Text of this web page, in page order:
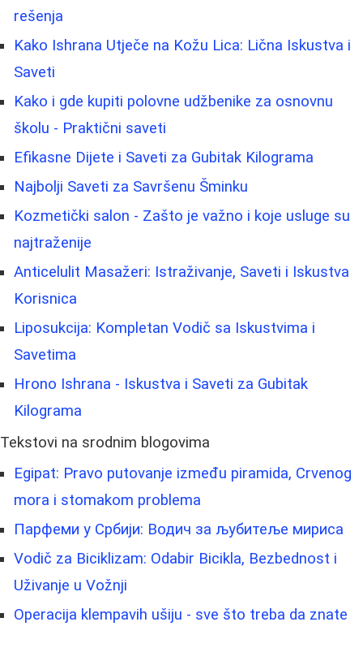
rešenja
Kako Ishrana Utječe na Kožu Lica: Lična Iskustva i
Saveti
Kako i gde kupiti polovne udžbenike za osnovnu
školu - Praktični saveti
Efikasne Dijete i Saveti za Gubitak Kilograma
Najbolji Saveti za Savršenu Šminku
Kozmetički salon - Zašto je važno i koje usluge su
najtraženije
Anticelulit Masažeri: Istraživanje, Saveti i Iskustva
Korisnica
Liposukcija: Kompletan Vodič sa Iskustvima i
Savetima
Hrono Ishrana - Iskustva i Saveti za Gubitak
Kilograma
Tekstovi na srodnim blogovima
Egipat: Pravo putovanje između piramida, Crvenog
mora i stomakom problema
Парфеми у Србији: Водич за љубитеље мириса
Vodič za Biciklizam: Odabir Bicikla, Bezbednost i
Uživanje u Vožnji
Operacija klempavih ušiju - sve što treba da znate